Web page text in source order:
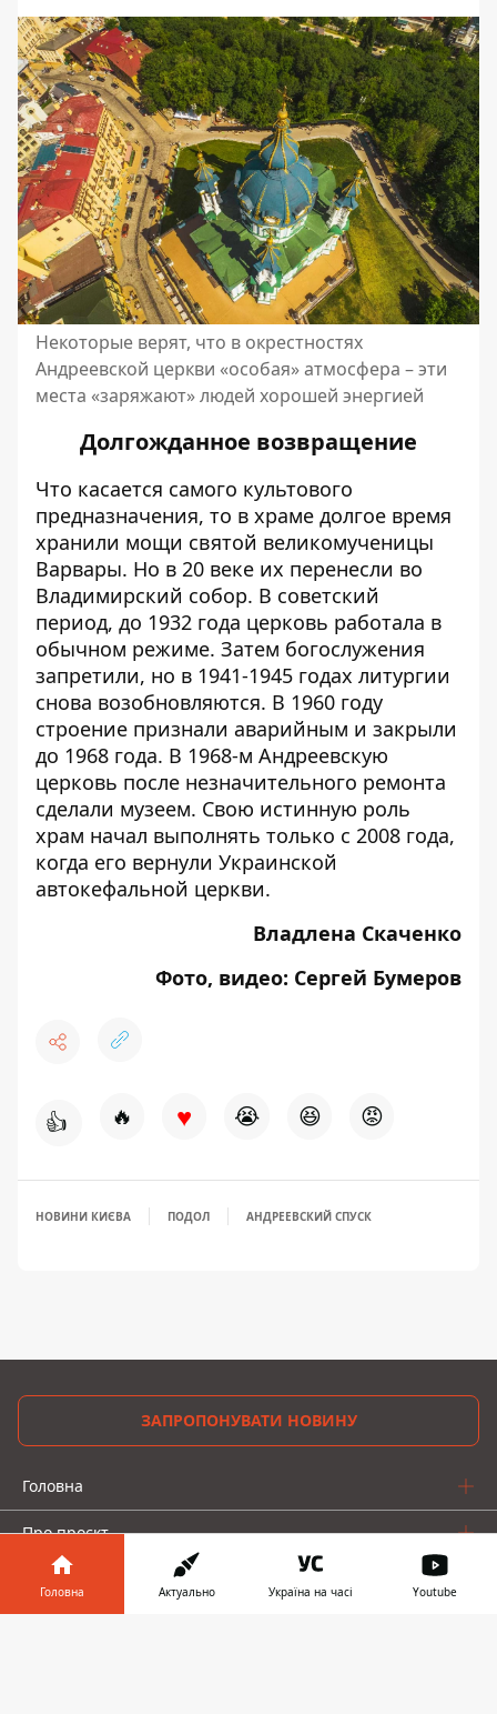
Некоторые верят, что в окрестностях
Андреевской церкви «особая» атмосфера – эти
места «заряжают» людей хорошей энергией
Долгожданное возвращение
Что касается самого культового
предназначения, то в храме долгое время
хранили мощи святой великомученицы
Варвары. Но в 20 веке их перенесли во
Владимирский собор. В советский
период, до 1932 года церковь работала в
обычном режиме. Затем богослужения
запретили, но в 1941-1945 годах литургии
снова возобновляются. В 1960 году
строение признали аварийным и закрыли
до 1968 года. В 1968-м Андреевскую
церковь после незначительного ремонта
сделали музеем. Свою истинную роль
храм начал выполнять только с 2008 года,
когда его вернули Украинской
автокефальной церкви.
Владлена Скаченко
Фото, видео: Сергей Бумеров
👍 🔥 ♥ 😭 😆 😡
НОВИНИ КИЄВА ПОДОЛ АНДРЕЕВСКИЙ СПУСК
ЗАПРОПОНУВАТИ НОВИНУ
Головна
Про проєкт
Реклама
Головна Актуально Україна на часі Youtube